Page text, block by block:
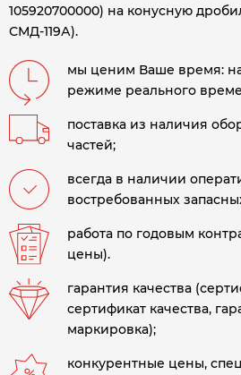
105920700000) на конусную
СМД-119А).
мы ценим Ваше время:
режиме реального
поставка из наличия
частей;
всегда в наличии
востребованных
работа по годовым
цены).
гарантия качества
сертификат качества,
маркировка);
конкурентные цены,